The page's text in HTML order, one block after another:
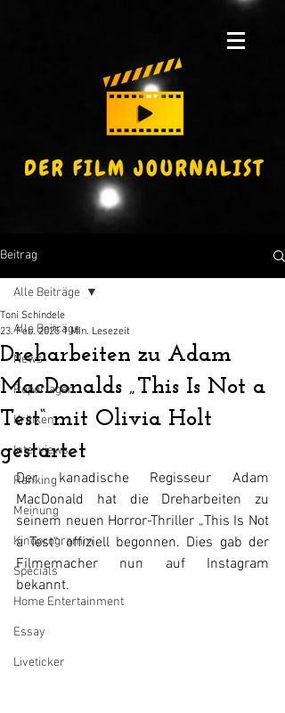
Beitrag
Alle Beiträge
News
Reportagen
Kritiken
Interviews
Ranking
Meinung
Kinoprogramm
Specials
Home Entertainment
Essay
Liveticker
Alle Beiträge
Dreharbeiten zu Adam
MacDonalds „This Is Not a
Test“ mit Olivia Holt
gestartet
Toni Schindele
23. Feb. 2025 1 Min. Lesezeit
Der kanadische Regisseur Adam
MacDonald hat die Dreharbeiten zu
seinem neuen Horror-Thriller „This Is Not
a Test“ offiziell begonnen. Dies gab der
Filmemacher nun auf Instagram
bekannt.